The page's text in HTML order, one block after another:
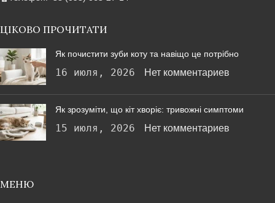
ЦІКОВО ПРОЧИТАТИ
Як почистити зуби коту та навіщо це потрібно
16 июля, 2026 Нет комментариев
Як зрозуміти, що кіт хворіє: тривожні симптоми
15 июля, 2026 Нет комментариев
МЕНЮ